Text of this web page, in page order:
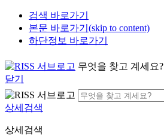
검색 바로가기
본문 바로가기(skip to content)
하단정보 바로가기
무엇을 찾고 계세요?
닫기
상세검색
상세검색